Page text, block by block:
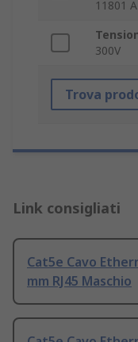
11801
300V
Trova
Link consigliati
Cat5e Cavo
mm RJ45 Maschio